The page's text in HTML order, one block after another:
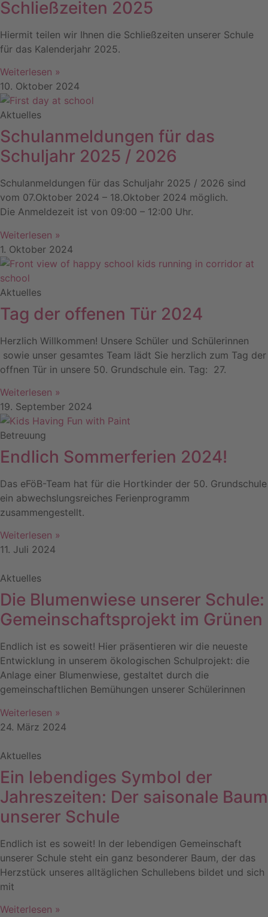
Schließzeiten 2025
Hiermit teilen wir Ihnen die Schließzeiten unserer Schule
für das Kalenderjahr 2025.
Weiterlesen »
10. Oktober 2024
Aktuelles
Schulanmeldungen für das
Schuljahr 2025 / 2026
Schulanmeldungen für das Schuljahr 2025 / 2026 sind
vom 07.Oktober 2024 – 18.Oktober 2024 möglich.
Die Anmeldezeit ist von 09:00 – 12:00 Uhr.
Weiterlesen »
1. Oktober 2024
Aktuelles
Tag der offenen Tür 2024
Herzlich Willkommen! Unsere Schüler und Schülerinnen
sowie unser gesamtes Team lädt Sie herzlich zum Tag der
offnen Tür in unsere 50. Grundschule ein. Tag: 27.
Weiterlesen »
19. September 2024
Betreuung
Endlich Sommerferien 2024!
Das eFöB-Team hat für die Hortkinder der 50. Grundschule
ein abwechslungsreiches Ferienprogramm
zusammengestellt.
Weiterlesen »
11. Juli 2024
Aktuelles
Die Blumenwiese unserer Schule:
Gemeinschaftsprojekt im Grünen
Endlich ist es soweit! Hier präsentieren wir die neueste
Entwicklung in unserem ökologischen Schulprojekt: die
Anlage einer Blumenwiese, gestaltet durch die
gemeinschaftlichen Bemühungen unserer Schülerinnen
Weiterlesen »
24. März 2024
Aktuelles
Ein lebendiges Symbol der
Jahreszeiten: Der saisonale Baum
unserer Schule
Endlich ist es soweit! In der lebendigen Gemeinschaft
unserer Schule steht ein ganz besonderer Baum, der das
Herzstück unseres alltäglichen Schullebens bildet und sich
mit
Weiterlesen »